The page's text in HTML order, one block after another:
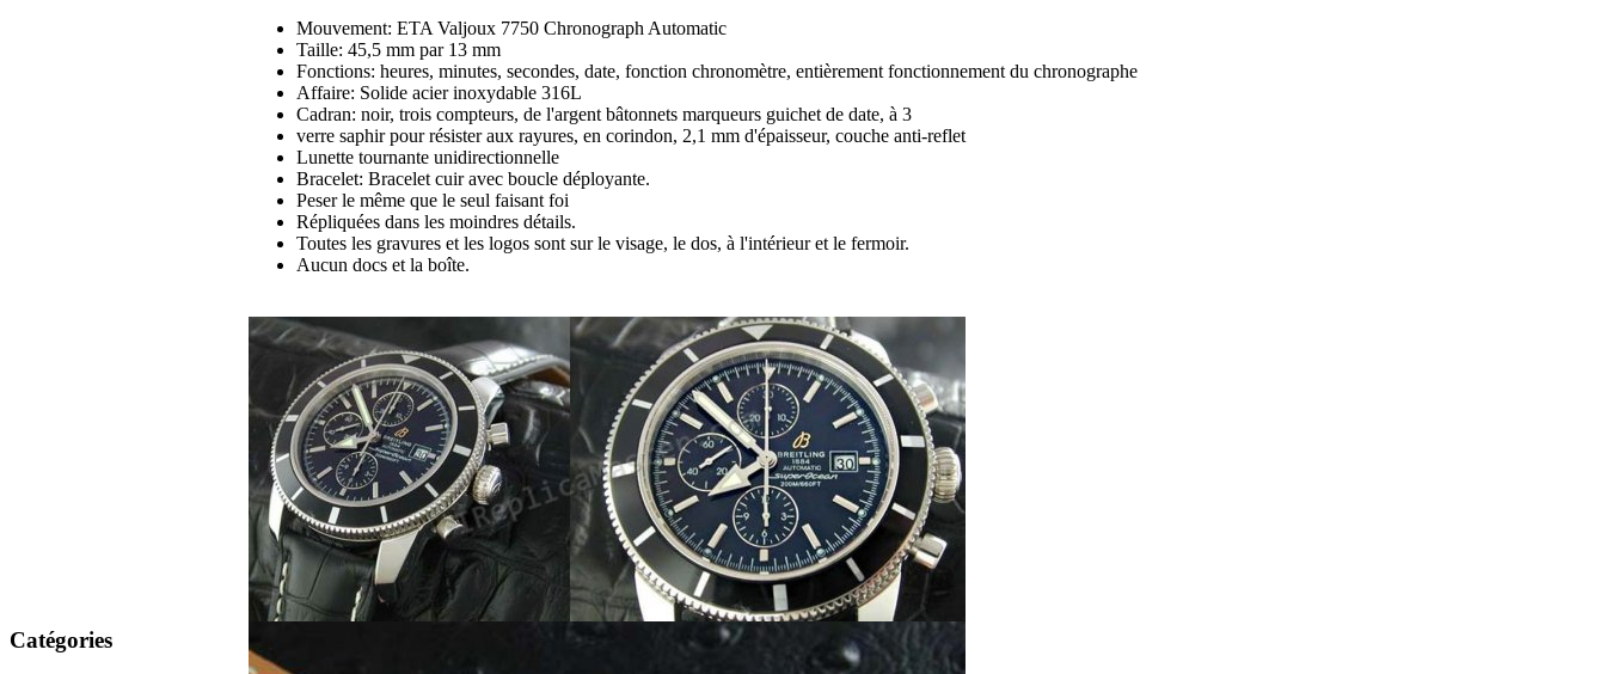
Catégories
Mouvement: ETA Valjoux 7750 Chronograph Automatic
Taille: 45,5 mm par 13 mm
Fonctions: heures, minutes, secondes, date, fonction chronomètre, entièrement fonctionnement du chronographe
Affaire: Solide acier inoxydable 316L
Cadran: noir, trois compteurs, de l'argent bâtonnets marqueurs guichet de date, à 3
verre saphir pour résister aux rayures, en corindon, 2,1 mm d'épaisseur, couche anti-reflet
Lunette tournante unidirectionnelle
Bracelet: Bracelet cuir avec boucle déployante.
Peser le même que le seul faisant foi
Répliquées dans les moindres détails.
Toutes les gravures et les logos sont sur le visage, le dos, à l'intérieur et le fermoir.
Aucun docs et la boîte.